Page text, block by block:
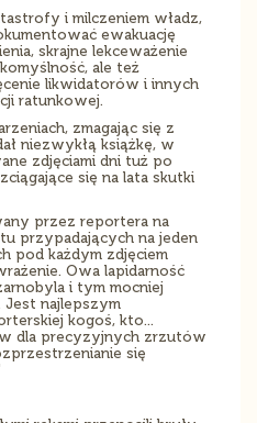
i milczeniem władz,
ewakuację
skrajne lekceważenie
ale też
likwidatorów i innych
ratunkowej.
zmagając się z
niezwykłą książkę, w
zdjęciami dni tuż po
się na lata skutki
przez reportera na
przypadających na jeden
pod każdym zdjęciem
Owa lapidarność
i tym mocniej
Jest najlepszym
kogoś, kto…
dla precyzyjnych zrzutów
się